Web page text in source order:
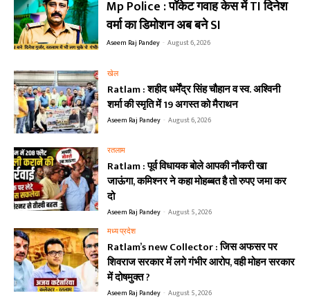
Mp Police : पॉकेट गवाह केस में TI दिनेश
वर्मा का डिमोशन अब बने SI
Aseem Raj Pandey - August 6, 2026
खेल
Ratlam : शहीद धर्मेंद्र सिंह चौहान व स्व. अश्विनी
शर्मा की स्मृति में 19 अगस्त को मैराथन
Aseem Raj Pandey - August 6, 2026
रतलाम
Ratlam : पूर्व विधायक बोले आपकी नौकरी खा
जाऊंगा, कमिश्नर ने कहा मोहब्बत है तो रुपए जमा कर
दो
Aseem Raj Pandey - August 5, 2026
मध्य प्रदेश
Ratlam’s new Collector : जिस अफसर पर
शिवराज सरकार में लगे गंभीर आरोप, वही मोहन सरकार
में दोषमुक्त ?
Aseem Raj Pandey - August 5, 2026